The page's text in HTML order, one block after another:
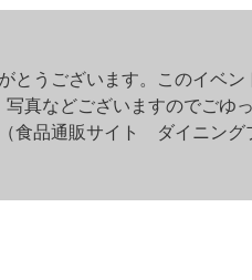
とうございます。このイベ
写真などございますのでごゆ
（食品通販サイト ダイニング